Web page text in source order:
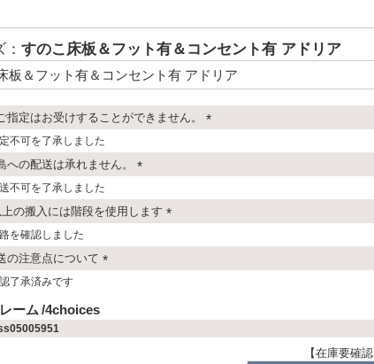
すのこ床板＆フット有＆コンセント有 アドリア
指定はお受けすることができません。
必
不可を了承しました
への配送は承れません。
必
須
不可を了承しました
の搬入には階段を使用します
必
を確認しました
の注意点について
了承済みです
ーム 4choices
在庫要確認